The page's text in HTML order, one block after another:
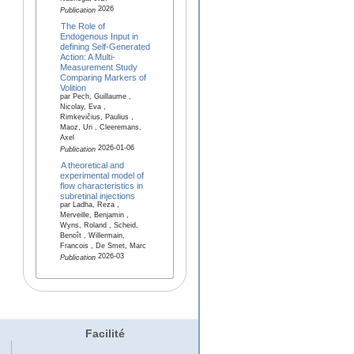
Publication2026
The Role of
Endogenous Input in
defining Self-Generated
Action: A Multi-
Measurement Study
Comparing Markers of
Volition
par Pech, Guillaume ,
Nicolay, Eva ,
Rimkevičius, Paulius ,
Maoz, Uri , Cleeremans,
Axel
Publication2026-01-06
A theoretical and
experimental model of
flow characteristics in
subretinal injections
par Ladha, Reza ,
Merveille, Benjamin ,
Wyns, Roland , Scheid,
Benoît , Willermain,
Francois , De Smet, Marc
Publication2026-03
Facilité